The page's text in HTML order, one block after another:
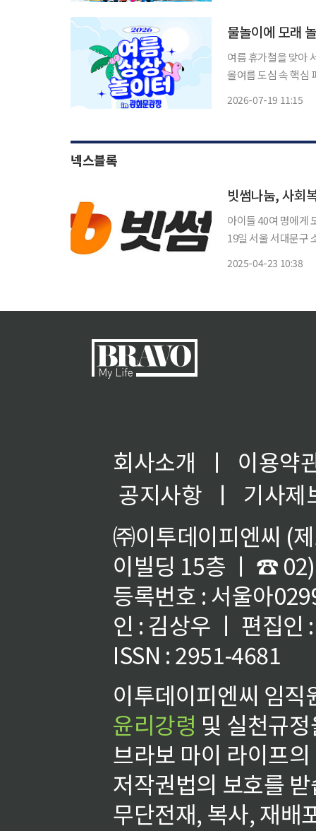
물놀이에 모래
여름 휴가철을 맞아
올여름 도심 속 핵심 피서지로 탈바꿈한다.
2026-07-19 11:15
넥스블록
빗썸나눔, 사회
아이들 40여 명에게 도
19일 서울 서대문구
2025-04-23 10:38
회사소개 ㅣ
이용약
공지사항
ㅣ
기사제
㈜이투데이피엔씨 (
이빌딩 15층 ㅣ ☎
등록번호 : 서울아
인 : 김상우 ㅣ 편집인
ISSN : 2951-4681
이투데이피엔씨 임
윤리강령 및 실천규
브라보 마이 라이프
저작권법의 보호를
무단전재, 복사, 재배